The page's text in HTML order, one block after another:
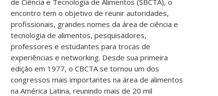
encontro tem o objetivo de reunir autoridades,
profissionais, grandes nomes da área de ciência e
tecnologia de alimentos, pesquisadores,
professores e estudantes para trocas de
experiências e networking. Desde sua primeira
edição em 1977, o CBCTA se tornou um dos
congressos mais importantes na área de alimentos
na América Latina, reunindo mais de 20 mil